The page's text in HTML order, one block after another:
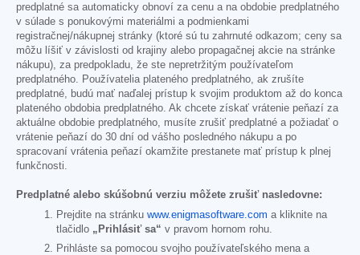
predplatné sa automaticky obnoví za cenu a na obdobie predplatného
v súlade s ponukovými materiálmi a podmienkami
registračnej/nákupnej stránky (ktoré sú tu zahrnuté odkazom; ceny sa
môžu líšiť v závislosti od krajiny alebo propagačnej akcie na stránke
nákupu), za predpokladu, že ste nepretržitým používateľom
predplatného. Používatelia plateného predplatného, ak zrušíte
predplatné, budú mať naďalej prístup k svojim produktom až do konca
plateného obdobia predplatného. Ak chcete získať vrátenie peňazí za
aktuálne obdobie predplatného, musíte zrušiť predplatné a požiadať o
vrátenie peňazí do 30 dní od vášho posledného nákupu a po
spracovaní vrátenia peňazí okamžite prestanete mať prístup k plnej
funkčnosti.
Predplatné alebo skúšobnú verziu môžete zrušiť nasledovne:
Prejdite na stránku www.enigmasoftware.com a kliknite na
tlačidlo „Prihlásiť sa“ v pravom hornom rohu.
Prihláste sa pomocou svojho používateľského mena a